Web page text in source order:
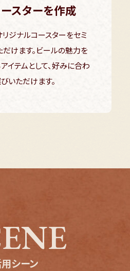
スターを作成
ジナルコースターをセミ
けます。ビールの魅力を
イテムとして、好みに合わ
いただけます。
シーン